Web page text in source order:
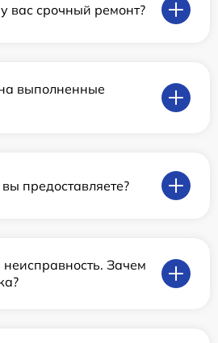
вас срочный ремонт?
выполненные
предоставляете?
Зачем